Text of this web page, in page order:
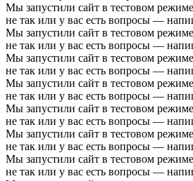
Мы запустили сайт в тестовом
не так или у вас есть вопросы —
Мы запустили сайт в тестовом
не так или у вас есть вопросы —
Мы запустили сайт в тестовом
не так или у вас есть вопросы —
Мы запустили сайт в тестовом
не так или у вас есть вопросы —
Мы запустили сайт в тестовом
не так или у вас есть вопросы —
Мы запустили сайт в тестовом
не так или у вас есть вопросы —
Мы запустили сайт в тестовом
не так или у вас есть вопросы —